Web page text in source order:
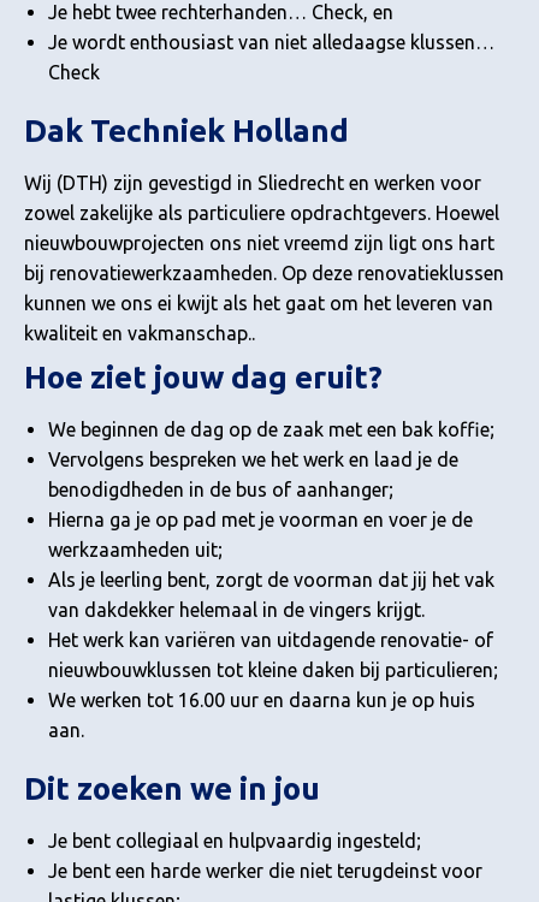
Je hebt twee rechterhanden… Check, en
Je wordt enthousiast van niet alledaagse klussen…
Check
Dak Techniek Holland
Wij (DTH) zijn gevestigd in Sliedrecht en werken voor
zowel zakelijke als particuliere opdrachtgevers. Hoewel
nieuwbouwprojecten ons niet vreemd zijn ligt ons hart
bij renovatiewerkzaamheden. Op deze renovatieklussen
kunnen we ons ei kwijt als het gaat om het leveren van
kwaliteit en vakmanschap..
Hoe ziet jouw dag eruit?
We beginnen de dag op de zaak met een bak koffie;
Vervolgens bespreken we het werk en laad je de
benodigdheden in de bus of aanhanger;
Hierna ga je op pad met je voorman en voer je de
werkzaamheden uit;
Als je leerling bent, zorgt de voorman dat jij het vak
van dakdekker helemaal in de vingers krijgt.
Het werk kan variëren van uitdagende renovatie- of
nieuwbouwklussen tot kleine daken bij particulieren;
We werken tot 16.00 uur en daarna kun je op huis
aan.
Dit zoeken we in jou
Je bent collegiaal en hulpvaardig ingesteld;
Je bent een harde werker die niet terugdeinst voor